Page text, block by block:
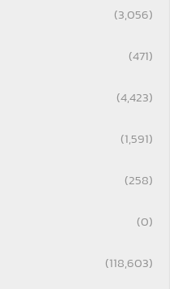
(3,056)
(471)
(4,423)
(1,591)
(258)
(0)
(118,603)